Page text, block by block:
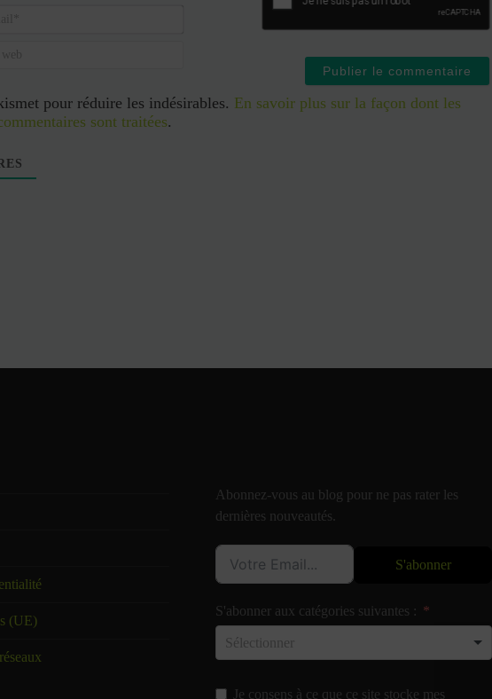
pour réduire les indésirables. En savoir plus sur la façon dont les
sont traitées.
(UE)
Abonnez-vous au blog pour ne pas rater les
dernières nouveautés.
S'abonner
S'abonner aux catégories suivantes :
Je consens à ce que ce site stocke mes